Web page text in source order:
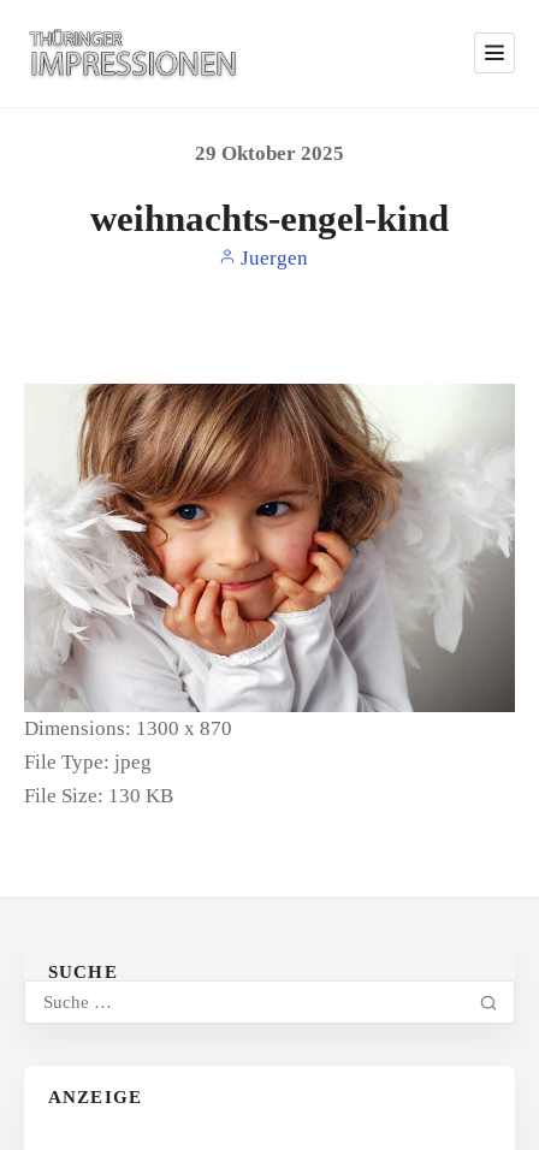
29 Oktober 2025
weihnachts-engel-kind
Juergen
Dimensions: 1300 x 870
File Type: jpeg
File Size: 130 KB
SUCHE
ANZEIGE